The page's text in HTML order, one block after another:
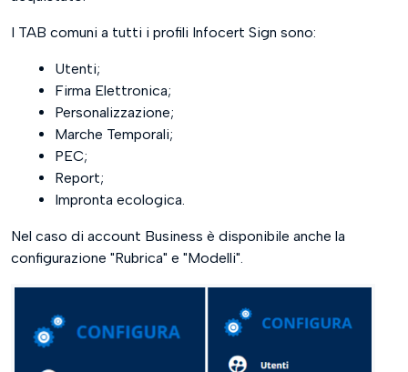
I TAB comuni a tutti i profili Infocert Sign sono:
Utenti;
Firma Elettronica;
Personalizzazione;
Marche Temporali;
PEC;
Report;
Impronta ecologica.
Nel caso di account Business è disponibile anche la
configurazione "Rubrica" e "Modelli".